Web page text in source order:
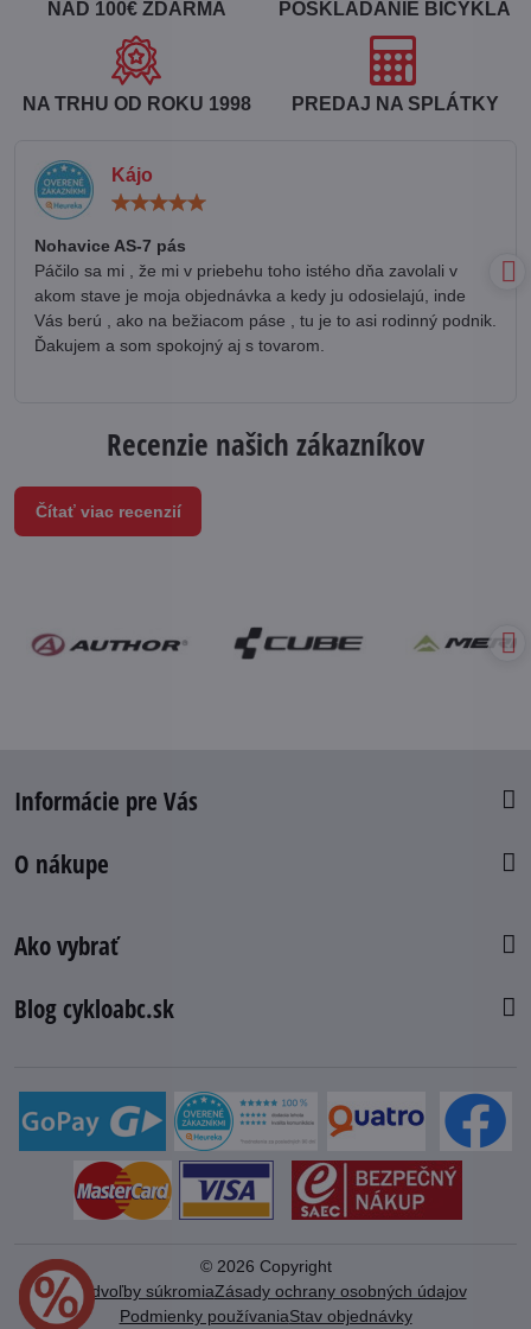
NAD 100€ ZDARMA POSKLADANIE BICYKLA
NA TRHU OD ROKU 1998 PREDAJ NA SPLÁTKY
Kájo
Nohavice AS-7 pás
Páčilo sa mi , že mi v priebehu toho istého dňa zavolali v
akom stave je moja objednávka a kedy ju odosielajú, inde
Vás berú , ako na bežiacom páse , tu je to asi rodinný podnik.
Ďakujem a som spokojný aj s tovarom.
Recenzie našich zákazníkov
Čítať viac recenzií
Informácie pre Vás
O nákupe
Ako vybrať
Blog cykloabc.sk
© 2026 Copyright
Predvoľby súkromiaZásady ochrany osobných údajov
Podmienky používaniaStav objednávky